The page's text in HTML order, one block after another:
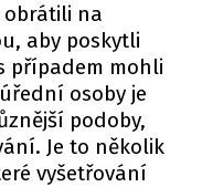
obrátili na
aby poskytli
případem mohli
osoby je
podoby,
Je to několik
vyšetřování